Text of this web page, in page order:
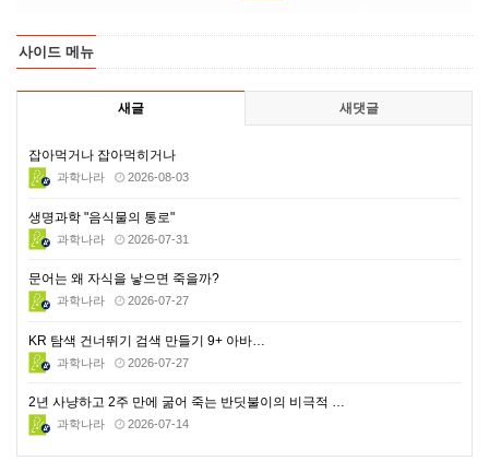
사이드 메뉴
새글 새댓글
잡아먹거나 잡아먹히거나
과학나라 2026-08-03
생명과학 "음식물의 통로"
과학나라 2026-07-31
문어는 왜 자식을 낳으면 죽을까?
과학나라 2026-07-27
KR 탐색 건너뛰기 검색 만들기 9+ 아바…
과학나라 2026-07-27
2년 사냥하고 2주 만에 굶어 죽는 반딧불이의 비극적 …
과학나라 2026-07-14